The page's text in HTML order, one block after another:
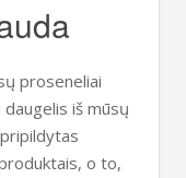
proseneliai
iš mūsų
o to,